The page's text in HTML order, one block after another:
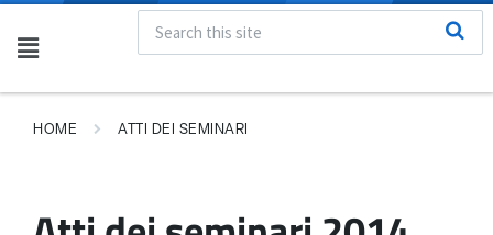
HOME ATTI DEI SEMINARI